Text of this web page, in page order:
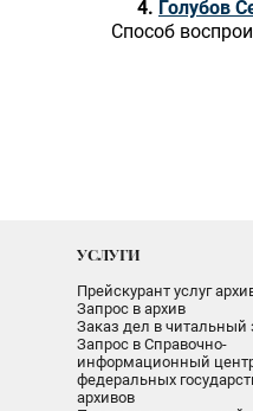
Голубов
Способ
УСЛУГИ
Прейскурант услуг
Запрос в архив
Заказ дел в читальный
Запрос в Справочно-
информационный
федеральных
архивов